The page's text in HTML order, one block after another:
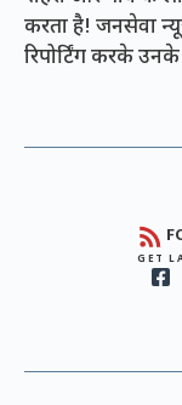
करता है! जनसेवा
रिपोर्टिंग करके
GET